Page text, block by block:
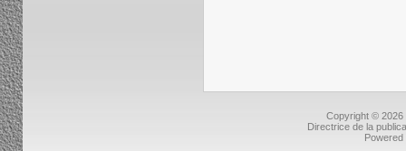
Copyright © 2026
Directrice de la